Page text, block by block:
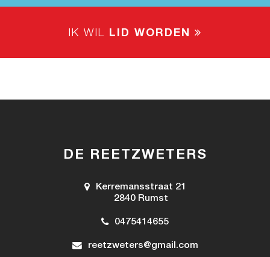
IK WIL LID WORDEN
DE REETZWETERS
Kerremansstraat 21
2840 Rumst
0475414655
reetzweters@gmail.com